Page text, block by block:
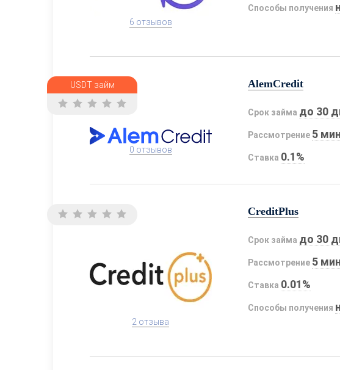
6 отзывов
Способы получения
USDT займ
0 отзывов
AlemCredit
Срок займа до 30
Рассмотрение 5
Ставка 0.1%
2 отзыва
CreditPlus
Срок займа до 30
Рассмотрение 5
Ставка 0.01%
Способы получения